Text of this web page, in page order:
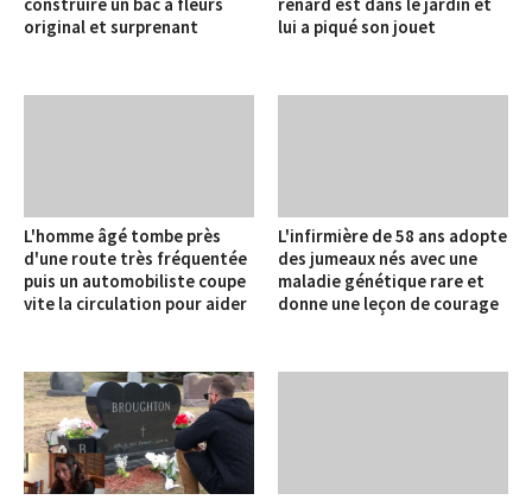
original et surprenant
lui a piqué son jouet
L'homme âgé tombe près
d'une route très fréquentée
puis un automobiliste coupe
vite la circulation pour aider
L'infirmière de 58 ans adopte
des jumeaux nés avec une
maladie génétique rare et
donne une leçon de courage